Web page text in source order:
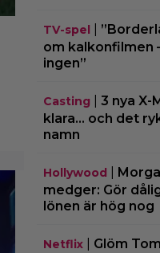
TV-spel
om kalkonfilmen
ingen”
Casting
3 nya X-
klara… och det
namn
Hollywood
medger: Gör
lönen är hög nog
Netflix| Glöm